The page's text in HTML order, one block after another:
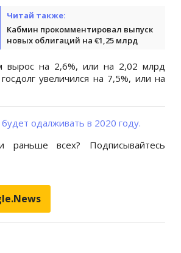
Читай также:
Кабмин прокомментировал выпуск
новых облигаций на €1,25 млрд
вырос на 2,6%, или на 2,02 млрд
увеличился на 7,5%, или на
одалживать в 2020 году.
раньше всех? Подписывайтесь